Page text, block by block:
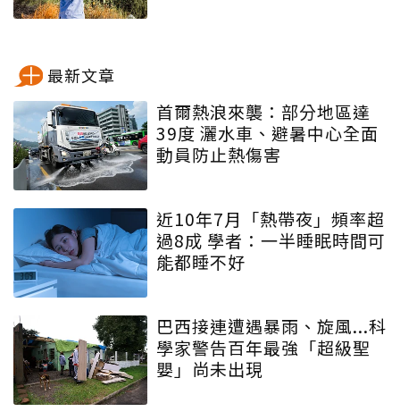
最新文章
首爾熱浪來襲：部分地區達
39度 灑水車、避暑中心全面
動員防止熱傷害
近10年7月「熱帶夜」頻率超
過8成 學者：一半睡眠時間可
能都睡不好
巴西接連遭遇暴雨、旋風...科
學家警告百年最強「超級聖
嬰」尚未出現